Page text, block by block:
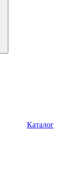
Каталог